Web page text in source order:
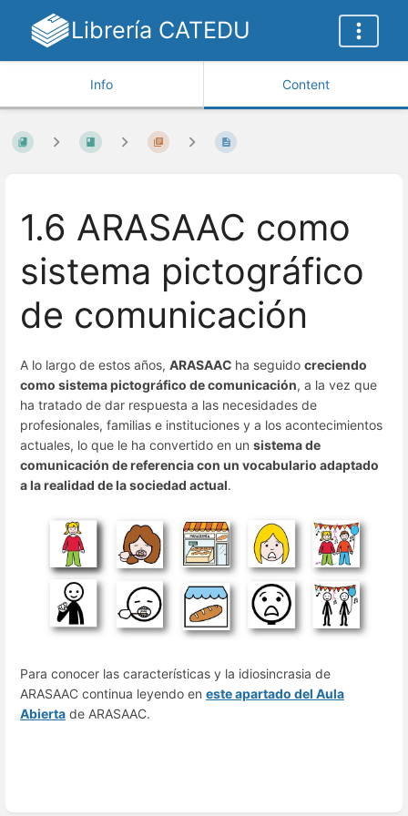
Librería CATEDU
Info Content
1.6 ARASAAC como
sistema pictográfico
de comunicación
A lo largo de estos años, ARASAAC ha seguido creciendo
como sistema pictográfico de comunicación, a la vez que
ha tratado de dar respuesta a las necesidades de
profesionales, familias e instituciones y a los acontecimientos
actuales, lo que le ha convertido en un sistema de
comunicación de referencia con un vocabulario adaptado
a la realidad de la sociedad actual.
Para conocer las características y la idiosincrasia de
ARASAAC continua leyendo en este apartado del Aula
Abierta de ARASAAC.